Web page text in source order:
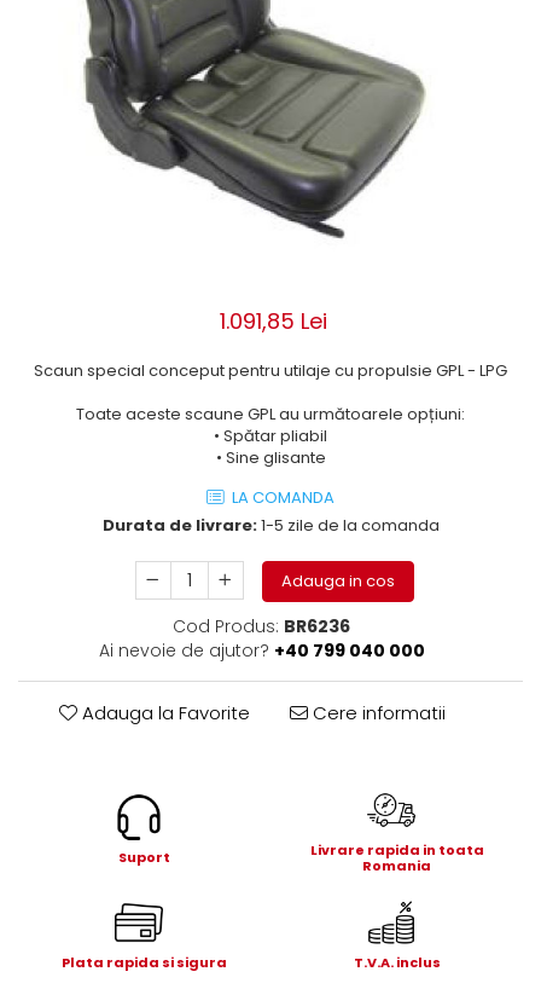
KIT GARNITURI
BURDUF PROTECTIE
TELECOMANDA LIFT
MOTOARE ELECTRICE
Bolturi, role si bucse
Electrice
Mecanice
Pompa si motor electric
Hidraulice
Cilindri, burdufe
Pompe si motoare electrice
Motoare electrice si pompe
Role, bucse si bolturi
Bolturi, role si bucse
Cilindri si burdufe
Pompe si motoare electrice
Presuri camion
Lazi camion
Lanturi de zapada
Cabluri pornire
Huse scaun camion
1.091,85 Lei
Scaun special conceput pentru utilaje cu propulsie GPL - LPG
Toate aceste scaune GPL au următoarele opțiuni:
• Spătar pliabil
• Sine glisante
LA COMANDA
Durata de livrare:1-5 zile de la comanda
Adauga in cos
Cod Produs: BR6236
Ai nevoie de ajutor? +40 799 040 000
Adauga la Favorite Cere informatii
Suport
Livrare rapida in toata
Romania
Plata rapida si sigura T.V.A. inclus